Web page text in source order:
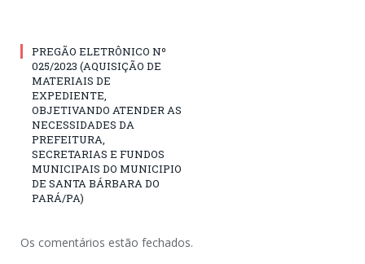
PREGÃO ELETRÔNICO Nº
025/2023 (AQUISIÇÃO DE
MATERIAIS DE
EXPEDIENTE,
OBJETIVANDO ATENDER AS
NECESSIDADES DA
PREFEITURA,
SECRETARIAS E FUNDOS
MUNICIPAIS DO MUNICIPIO
DE SANTA BÁRBARA DO
PARÁ/PA)
Os comentários estão fechados.